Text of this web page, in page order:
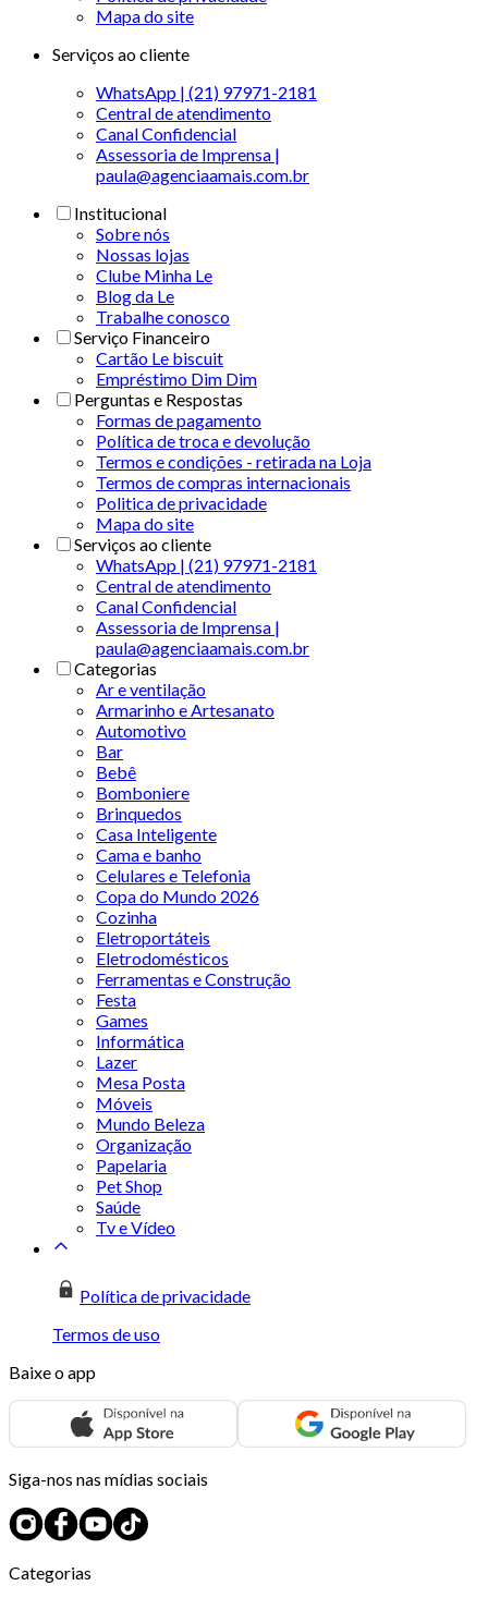
Mapa do site
Serviços ao cliente
WhatsApp | (21) 97971-2181
Central de atendimento
Canal Confidencial
Assessoria de Imprensa |
paula@agenciaamais.com.br
Institucional
Sobre nós
Nossas lojas
Clube Minha Le
Blog da Le
Trabalhe conosco
Serviço Financeiro
Cartão Le biscuit
Empréstimo Dim Dim
Perguntas e Respostas
Formas de pagamento
Política de troca e devolução
Termos e condições - retirada na Loja
Termos de compras internacionais
Politica de privacidade
Mapa do site
Serviços ao cliente
WhatsApp | (21) 97971-2181
Central de atendimento
Canal Confidencial
Assessoria de Imprensa |
paula@agenciaamais.com.br
Categorias
Ar e ventilação
Armarinho e Artesanato
Automotivo
Bar
Bebê
Bomboniere
Brinquedos
Casa Inteligente
Cama e banho
Celulares e Telefonia
Copa do Mundo 2026
Cozinha
Eletroportáteis
Eletrodomésticos
Ferramentas e Construção
Festa
Games
Informática
Lazer
Mesa Posta
Móveis
Mundo Beleza
Organização
Papelaria
Pet Shop
Saúde
Tv e Vídeo
Política de privacidade
Termos de uso
Baixe o app
Siga-nos nas mídias sociais
Categorias